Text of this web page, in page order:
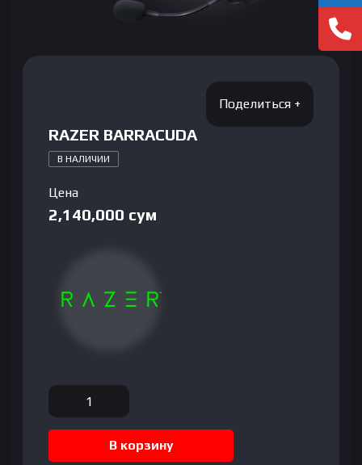
RAZER BARRACUDA
В НАЛИЧИИ
Цена
2,140,000 сум
Количество
товара
RAZER
BARRACUDAВ корзину